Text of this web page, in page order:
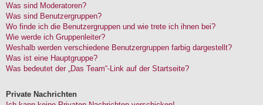
Was sind Moderatoren?
Was sind Benutzergruppen?
Wo finde ich die Benutzergruppen und wie trete ich ihnen bei?
Wie werde ich Gruppenleiter?
Weshalb werden verschiedene Benutzergruppen farbig dargestellt?
Was ist eine Hauptgruppe?
Was bedeutet der „Das Team“-Link auf der Startseite?
Private Nachrichten